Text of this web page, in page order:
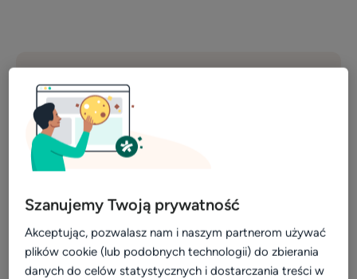
Z czego korzysta ta placówka?
Szanujemy Twoją prywatność
Akceptując, pozwalasz nam i naszym partnerom używać
plików cookie (lub podobnych technologii) do zbierania
danych do celów statystycznych i dostarczania treści w